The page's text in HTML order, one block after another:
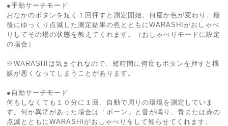
●手動サーチモード
おなかのボタンを短く１回押すと測定開始。何度か色が変わり、最
後にゆっくり点滅した測定結果の色とともにWARASHIがおしゃべ
りしてその場の状態を教えてくれます。（おしゃべりモードに設定
の場合）
※WARASHIは気まぐれなので、短時間に何度もボタンを押すと機
嫌が悪くなってしまうことがあります。
●自動サーチモード
何もしなくても１０分に１回、自動で周りの環境を測定していま
す。何か異常があった場合は「ボーン」と音が鳴り、青または赤の
点滅とともにWARASHIがおしゃべりをして知らせてくれます。